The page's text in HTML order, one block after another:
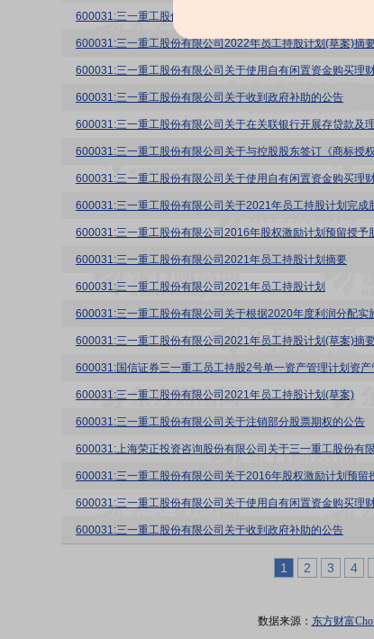
600031:三一重工股份有限公司2022年员工持股计划(草案)
600031:三一重工股份有限公司2022年员工持股计划(草案)摘
600031:三一重工股份有限公司关于使用自有闲置资金购买理
600031:三一重工股份有限公司关于收到政府补助的公告
600031:三一重工股份有限公司关于在关联银行开展存贷款及
600031:三一重工股份有限公司关于与控股股东签订《商标授
600031:三一重工股份有限公司关于使用自有闲置资金购买理
600031:三一重工股份有限公司关于2021年员工持股计划完成
600031:三一重工股份有限公司2021年员工持股计划摘要
600031:三一重工股份有限公司2021年员工持股计划
600031:三一重工股份有限公司关于根据2020年度利润分配实
600031:三一重工股份有限公司2021年员工持股计划(草案)摘
600031:国信证券三一重工员工持股2号单一资产管理计划资产
600031:三一重工股份有限公司2021年员工持股计划(草案)
600031:三一重工股份有限公司关于注销部分股票期权的公告
600031:三一重工股份有限公司关于使用自有闲置资金购买理
600031:三一重工股份有限公司关于收到政府补助的公告
1 2 3 4
数据来源： 东方财富